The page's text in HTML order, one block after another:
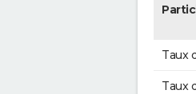
Taux
Taux